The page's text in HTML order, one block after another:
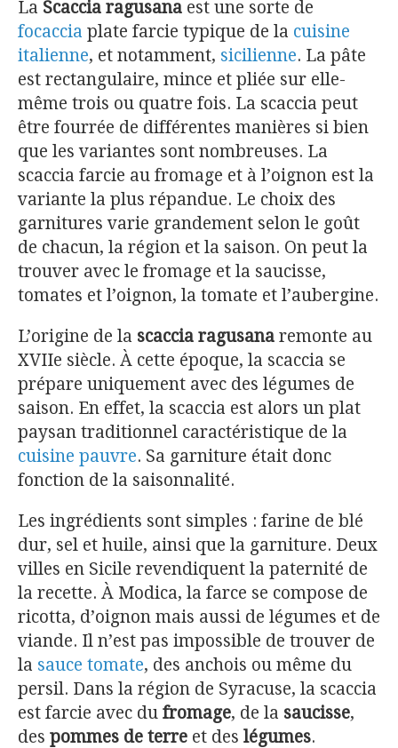
La Scaccia ragusana est une sorte de
focaccia plate farcie typique de la cuisine
italienne, et notamment, sicilienne. La pâte
est rectangulaire, mince et pliée sur elle-
même trois ou quatre fois. La scaccia peut
être fourrée de différentes manières si bien
que les variantes sont nombreuses. La
scaccia farcie au fromage et à l’oignon est la
variante la plus répandue. Le choix des
garnitures varie grandement selon le goût
de chacun, la région et la saison. On peut la
trouver avec le fromage et la saucisse,
tomates et l’oignon, la tomate et l’aubergine.
L’origine de la scaccia ragusana remonte au
XVIIe siècle. À cette époque, la scaccia se
prépare uniquement avec des légumes de
saison. En effet, la scaccia est alors un plat
paysan traditionnel caractéristique de la
cuisine pauvre. Sa garniture était donc
fonction de la saisonnalité.
Les ingrédients sont simples : farine de blé
dur, sel et huile, ainsi que la garniture. Deux
villes en Sicile revendiquent la paternité de
la recette. À Modica, la farce se compose de
ricotta, d’oignon mais aussi de légumes et de
viande. Il n’est pas impossible de trouver de
la sauce tomate, des anchois ou même du
persil. Dans la région de Syracuse, la scaccia
est farcie avec du fromage, de la saucisse,
des pommes de terre et des légumes.